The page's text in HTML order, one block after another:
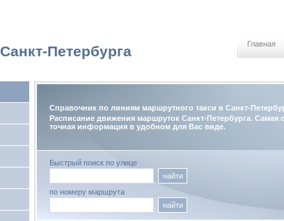
Санкт-Петербурга Главная
Справочник по линиям маршрутного такси в Санкт-
Расписание движения маршруток Санкт-Петербурга. Самая
точная информация в удобном для Вас виде.
Быстрый поиск по улице
найти
по номеру маршрута
найти